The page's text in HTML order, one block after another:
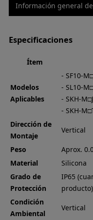
Información general
Especificaciones
Ítem
Modelos
Aplicables
- SF10-
- SL10-
- SKH-
- SKH-
Dirección de
Montaje
Vertical
Peso
Aprox.
Material
Silicona
Grado de
Protección
IP65
producto)
Condición
Ambiental
Vertical